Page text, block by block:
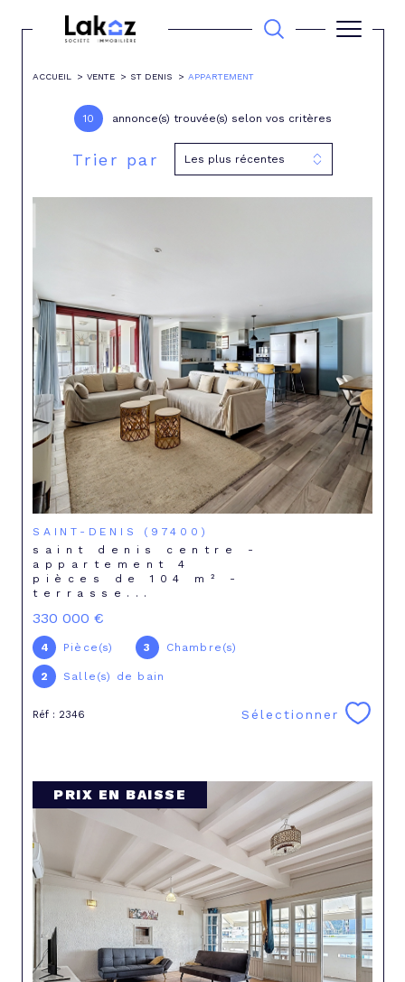
ACCUEIL VENTE ST DENIS APPARTEMENT
10 annonce(s) trouvée(s) selon vos critères
Trier par Les plus récentes
SAINT-DENIS (97400)
saint denis centre -
appartement 4
pièces de 104 m² -
terrasse...
330 000 €
4 Pièce(s) 3 Chambre(s)
2 Salle(s) de bain
Réf : 2346 Sélectionner
PRIX EN BAISSE